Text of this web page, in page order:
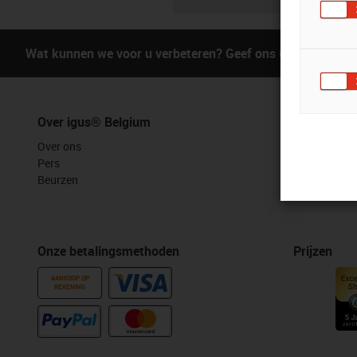
Wat kunnen we voor u verbeteren? Geef ons uw feedback.
Over igus® Belgium
Over ons
Pers
Beurzen
Onze betalingsmethoden
AANKOOP OP
REKENING
Prijzen